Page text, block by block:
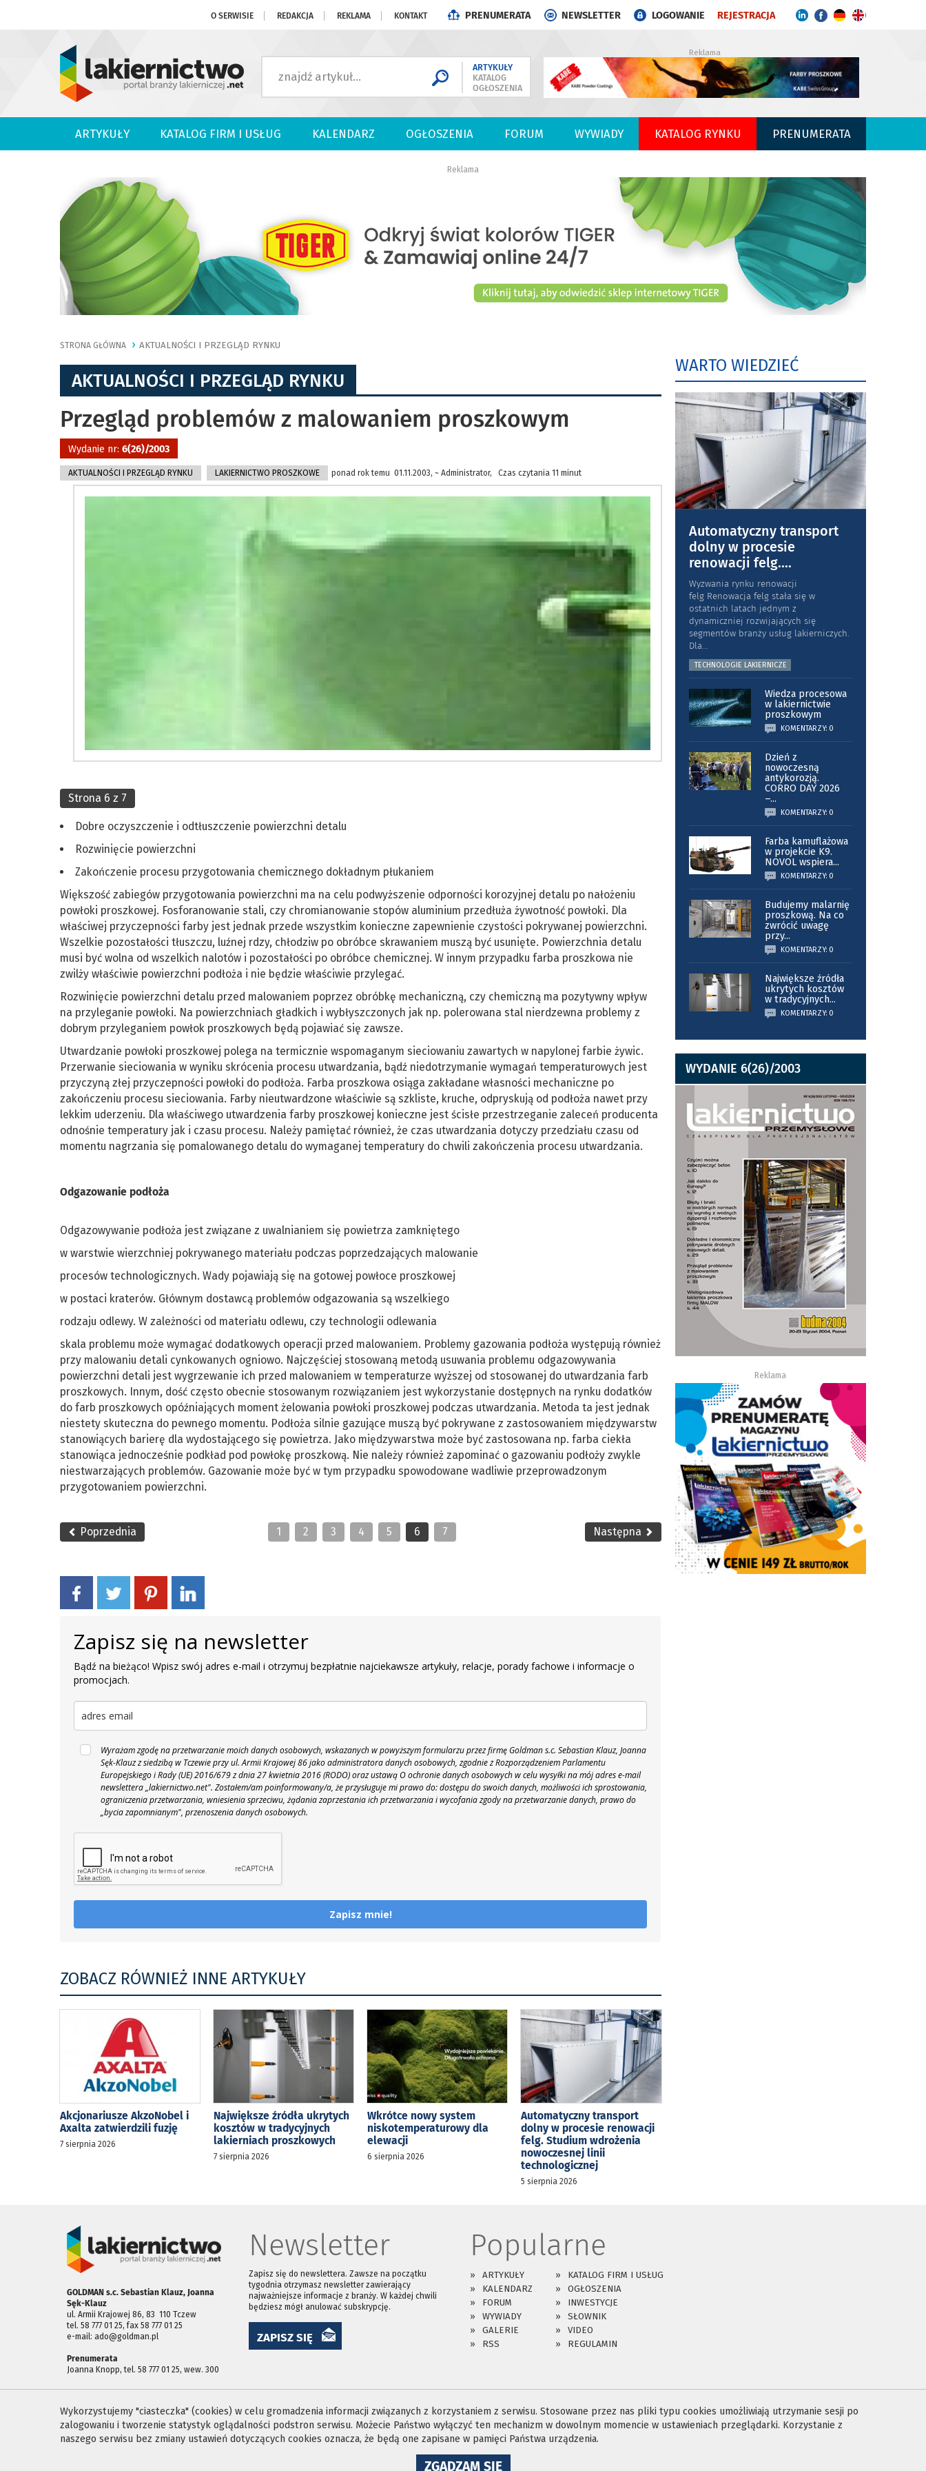
O SERWISIE REDAKCJA REKLAMA KONTAKT PRENUMERATA NEWSLETTER LOGOWANIE REJESTRACJA
ARTYKUŁY
KATALOG
OGŁOSZENIA
Reklama
ARTYKUŁY KATALOG FIRM I USŁUG KALENDARZ OGŁOSZENIA FORUM WYWIADY KATALOG RYNKU PRENUMERATA
Reklama
STRONA GŁÓWNA AKTUALNOŚCI I PRZEGLĄD RYNKU
AKTUALNOŚCI I PRZEGLĄD RYNKU
Przegląd problemów z malowaniem proszkowym
Wydanie nr: 6(26)/2003
AKTUALNOŚCI I PRZEGLĄD RYNKU LAKIERNICTWO PROSZKOWE ponad rok temu 01.11.2003, ~ Administrator, Czas czytania 11 minut
Strona 6 z 7
Dobre oczyszczenie i odtłuszczenie powierzchni detalu
Rozwinięcie powierzchni
Zakończenie procesu przygotowania chemicznego dokładnym płukaniem
Większość zabiegów przygotowania powierzchni ma na celu podwyższenie odporności korozyjnej detalu po nałożeniu
powłoki proszkowej. Fosforanowanie stali, czy chromianowanie stopów aluminium przedłuża żywotność powłoki. Dla
właściwej przyczepności farby jest jednak przede wszystkim konieczne zapewnienie czystości pokrywanej powierzchni.
Wszelkie pozostałości tłuszczu, luźnej rdzy, chłodziw po obróbce skrawaniem muszą być usunięte. Powierzchnia detalu
musi być wolna od wszelkich nalotów i pozostałości po obróbce chemicznej. W innym przypadku farba proszkowa nie
zwilży właściwie powierzchni podłoża i nie będzie właściwie przylegać.
Rozwinięcie powierzchni detalu przed malowaniem poprzez obróbkę mechaniczną, czy chemiczną ma pozytywny wpływ
na przyleganie powłoki. Na powierzchniach gładkich i wybłyszczonych jak np. polerowana stal nierdzewna problemy z
dobrym przyleganiem powłok proszkowych będą pojawiać się zawsze.
Utwardzanie powłoki proszkowej polega na termicznie wspomaganym sieciowaniu zawartych w napylonej farbie żywic.
Przerwanie sieciowania w wyniku skrócenia procesu utwardzania, bądź niedotrzymanie wymagań temperaturowych jest
przyczyną złej przyczepności powłoki do podłoża. Farba proszkowa osiąga zakładane własności mechaniczne po
zakończeniu procesu sieciowania. Farby nieutwardzone właściwie są szkliste, kruche, odpryskują od podłoża nawet przy
lekkim uderzeniu. Dla właściwego utwardzenia farby proszkowej konieczne jest ścisłe przestrzeganie zaleceń producenta
odnośnie temperatury jak i czasu procesu. Należy pamiętać również, że czas utwardzania dotyczy przedziału czasu od
momentu nagrzania się pomalowanego detalu do wymaganej temperatury do chwili zakończenia procesu utwardzania.
Odgazowanie podłoża
Odgazowywanie podłoża jest związane z uwalnianiem się powietrza zamkniętego
w warstwie wierzchniej pokrywanego materiału podczas poprzedzających malowanie
procesów technologicznych. Wady pojawiają się na gotowej powłoce proszkowej
w postaci kraterów. Głównym dostawcą problemów odgazowania są wszelkiego
rodzaju odlewy. W zależności od materiału odlewu, czy technologii odlewania
skala problemu może wymagać dodatkowych operacji przed malowaniem. Problemy gazowania podłoża występują również
przy malowaniu detali cynkowanych ogniowo. Najczęściej stosowaną metodą usuwania problemu odgazowywania
powierzchni detali jest wygrzewanie ich przed malowaniem w temperaturze wyższej od stosowanej do utwardzania farb
proszkowych. Innym, dość często obecnie stosowanym rozwiązaniem jest wykorzystanie dostępnych na rynku dodatków
do farb proszkowych opóźniających moment żelowania powłoki proszkowej podczas utwardzania. Metoda ta jest jednak
niestety skuteczna do pewnego momentu. Podłoża silnie gazujące muszą być pokrywane z zastosowaniem międzywarstw
stanowiących barierę dla wydostającego się powietrza. Jako międzywarstwa może być zastosowana np. farba ciekła
stanowiąca jednocześnie podkład pod powłokę proszkową. Nie należy również zapominać o gazowaniu podłoży zwykle
niestwarzających problemów. Gazowanie może być w tym przypadku spowodowane wadliwie przeprowadzonym
przygotowaniem powierzchni.
Poprzednia 1 2 3 4 5 6 7 Następna
Zapisz się na newsletter
Bądź na bieżąco! Wpisz swój adres e-mail i otrzymuj bezpłatnie najciekawsze artykuły, relacje, porady fachowe i informacje o
promocjach.
Wyrażam zgodę na przetwarzanie moich danych osobowych, wskazanych w powyższym formularzu przez firmę Goldman s.c. Sebastian Klauz, Joanna
Sęk-Klauz z siedzibą w Tczewie przy ul. Armii Krajowej 86 jako administratora danych osobowych, zgodnie z Rozporządzeniem Parlamentu
Europejskiego i Rady (UE) 2016/679 z dnia 27 kwietnia 2016 (RODO) oraz ustawą O ochronie danych osobowych w celu wysyłki na mój adres e-mail
newslettera „lakiernictwo.net". Zostałem/am poinformowany/a, że przysługuje mi prawo do: dostępu do swoich danych, możliwości ich sprostowania,
ograniczenia przetwarzania, wniesienia sprzeciwu, żądania zaprzestania ich przetwarzania i wycofania zgody na przetwarzanie danych, prawo do
„bycia zapomnianym", przenoszenia danych osobowych.
Zapisz mnie!
ZOBACZ RÓWNIEŻ INNE ARTYKUŁY
Akcjonariusze AkzoNobel i
Axalta zatwierdzili fuzję
7 sierpnia 2026
Największe źródła ukrytych
kosztów w tradycyjnych
lakierniach proszkowych
7 sierpnia 2026
Wkrótce nowy system
niskotemperaturowy dla
elewacji
6 sierpnia 2026
Automatyczny transport
dolny w procesie renowacji
felg. Studium wdrożenia
nowoczesnej linii
technologicznej
5 sierpnia 2026
WARTO WIEDZIEĆ
Automatyczny transport
dolny w procesie
renowacji felg....
Wyzwania rynku renowacji
felg Renowacja felg stała się w
ostatnich latach jednym z
dynamiczniej rozwijających się
segmentów branży usług lakierniczych.
Dla...
TECHNOLOGIE LAKIERNICZE
Wiedza procesowa
w lakiernictwie
proszkowym
KOMENTARZY: 0
Dzień z
nowoczesną
antykorozją.
CORRO DAY 2026
–...
KOMENTARZY: 0
Farba kamuflażowa
w projekcie K9.
NOVOL wspiera...
KOMENTARZY: 0
Budujemy malarnię
proszkową. Na co
zwrócić uwagę
przy...
KOMENTARZY: 0
Największe źródła
ukrytych kosztów
w tradycyjnych...
KOMENTARZY: 0
WYDANIE 6(26)/2003
Reklama
GOLDMAN s.c. Sebastian Klauz, Joanna
Sęk-Klauz
ul. Armii Krajowej 86, 83 ­ 110 Tczew
tel. 58 777 01 25, fax 58 777 01 25
e-mail: ado@goldman.pl
Prenumerata
Joanna Knopp, tel. 58 777 01 25, wew. 300
Newsletter
Zapisz się do newslettera. Zawsze na początku
tygodnia otrzymasz newsletter zawierający
najważniejsze informacje z branży. W każdej chwili
będziesz mógł anulować subskrypcję.
ZAPISZ SIĘ
Popularne
ARTYKUŁY
KATALOG FIRM I USŁUG
KALENDARZ
OGŁOSZENIA
FORUM
INWESTYCJE
WYWIADY
SŁOWNIK
GALERIE
VIDEO
RSS
REGULAMIN
Wykorzystujemy "ciasteczka" (cookies) w celu gromadzenia informacji związanych z korzystaniem z serwisu. Stosowane przez nas pliki typu cookies umożliwiają utrzymanie sesji po
zalogowaniu i tworzenie statystyk oglądalności podstron serwisu. Możecie Państwo wyłączyć ten mechanizm w dowolnym momencie w ustawieniach przeglądarki. Korzystanie z
naszego serwisu bez zmiany ustawień dotyczących cookies oznacza, że będą one zapisane w pamięci Państwa urządzenia.
ZGADZAM SIĘNA